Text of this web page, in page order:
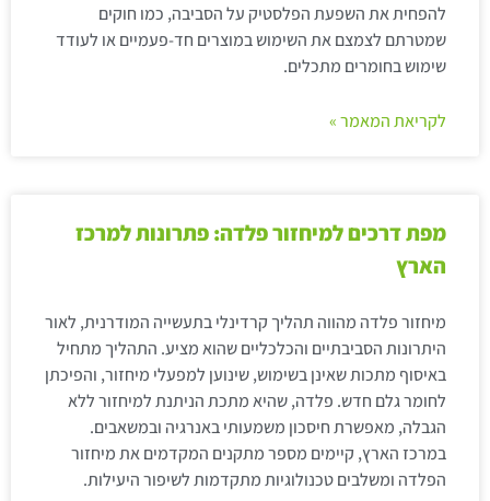
להפחית את השפעת הפלסטיק על הסביבה, כמו חוקים
שמטרתם לצמצם את השימוש במוצרים חד-פעמיים או לעודד
שימוש בחומרים מתכלים.
לקריאת המאמר »
מפת דרכים למיחזור פלדה: פתרונות למרכז
הארץ
מיחזור פלדה מהווה תהליך קרדינלי בתעשייה המודרנית, לאור
היתרונות הסביבתיים והכלכליים שהוא מציע. התהליך מתחיל
באיסוף מתכות שאינן בשימוש, שינוען למפעלי מיחזור, והפיכתן
לחומר גלם חדש. פלדה, שהיא מתכת הניתנת למיחזור ללא
הגבלה, מאפשרת חיסכון משמעותי באנרגיה ובמשאבים.
במרכז הארץ, קיימים מספר מתקנים המקדמים את מיחזור
הפלדה ומשלבים טכנולוגיות מתקדמות לשיפור היעילות.